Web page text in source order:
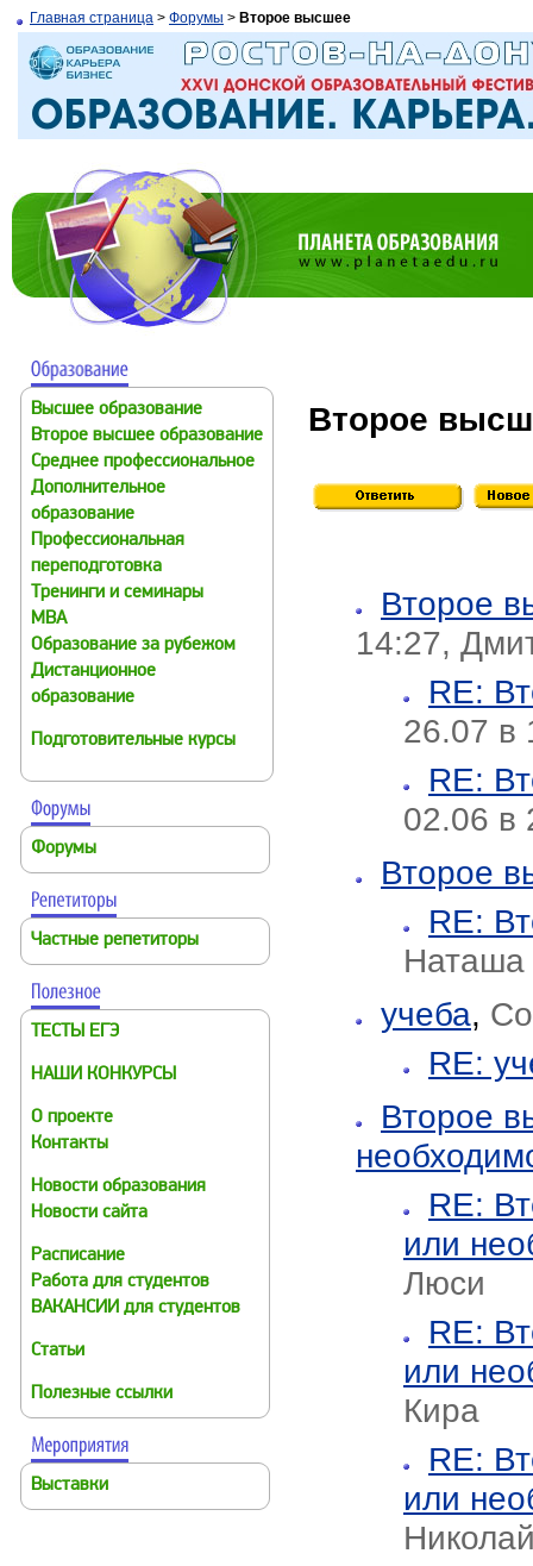
Главная страница > Форумы > Второе высшее
Высшее образование
Второе высшее образование
Среднее профессиональное
Дополнительное
образование
Профессиональная
переподготовка
Тренинги и семинары
MBA
Образование за рубежом
Дистанционное
образование
Подготовительные курсы
Форумы
Частные репетиторы
ТЕСТЫ ЕГЭ
НАШИ КОНКУРСЫ
О проекте
Контакты
Новости образования
Новости сайта
Расписание
Работа для студентов
ВАКАНСИИ для студентов
Статьи
Полезные ссылки
Выставки
Второе
Второе
14:27,
RE:
26.07 в
RE:
02.06 в
Второе
RE:
Наташа
учеба,
RE:
Второе
RE:
или
Люси
RE:
или
Кира
RE:
или